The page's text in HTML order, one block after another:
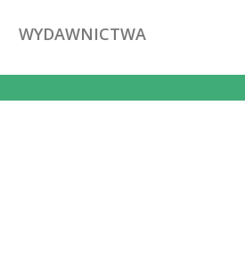
WYDAWNICTWA